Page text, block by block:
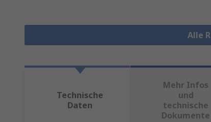
Alle
Technische
Daten
Mehr Infos
und
technische
Dokumente